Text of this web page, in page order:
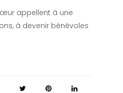
appellent à une
à devenir bénévoles